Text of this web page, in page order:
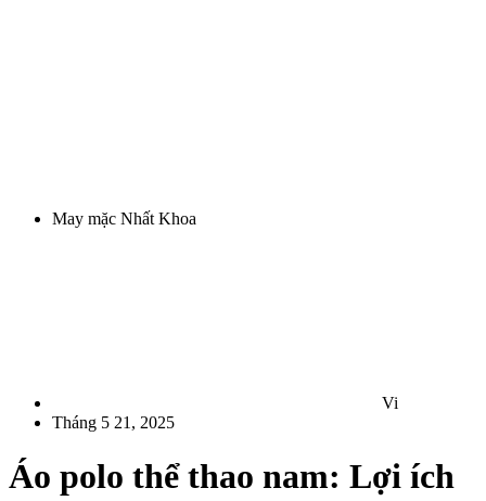
May mặc Nhất Khoa
Vi
Tháng 5 21, 2025
Áo polo thể thao nam: Lợi ích